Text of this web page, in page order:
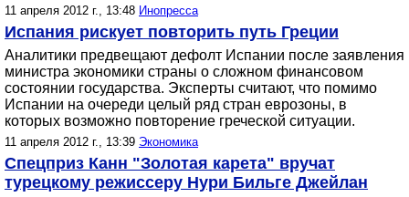
11 апреля 2012 г., 13:48 Инопресса
Испания рискует повторить путь Греции
Аналитики предвещают дефолт Испании после заявления
министра экономики страны о сложном финансовом
состоянии государства. Эксперты считают, что помимо
Испании на очереди целый ряд стран еврозоны, в
которых возможно повторение греческой ситуации.
11 апреля 2012 г., 13:39 Экономика
Спецприз Канн "Золотая карета" вручат
турецкому режиссеру Нури Бильге Джейлан